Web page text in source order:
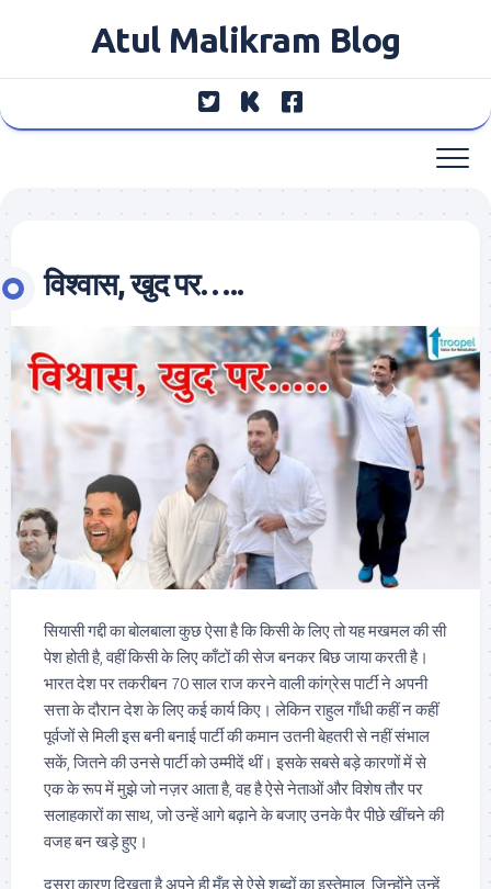
Atul Malikram Blog
विश्वास, खुद पर…..
सियासी गद्दी का बोलबाला कुछ ऐसा है कि किसी के लिए तो यह मखमल की सी
पेश होती है, वहीं किसी के लिए काँटों की सेज बनकर बिछ जाया करती है।
भारत देश पर तकरीबन 70 साल राज करने वाली कांग्रेस पार्टी ने अपनी
सत्ता के दौरान देश के लिए कई कार्य किए। लेकिन राहुल गाँधी कहीं न कहीं
पूर्वजों से मिली इस बनी बनाई पार्टी की कमान उतनी बेहतरी से नहीं संभाल
सकें, जितने की उनसे पार्टी को उम्मीदें थीं। इसके सबसे बड़े कारणों में से
एक के रूप में मुझे जो नज़र आता है, वह है ऐसे नेताओं और विशेष तौर पर
सलाहकारों का साथ, जो उन्हें आगे बढ़ाने के बजाए उनके पैर पीछे खींचने की
वजह बन खड़े हुए।
दूसरा कारण दिखता है अपने ही मुँह से ऐसे शब्दों का इस्तेमाल, जिन्होंने उन्हें